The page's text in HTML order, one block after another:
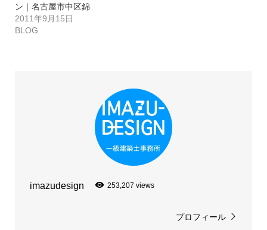
ン｜名古屋市中区錦
2011年9月15日
BLOG
imazudesign 253,207 views
プロフィール